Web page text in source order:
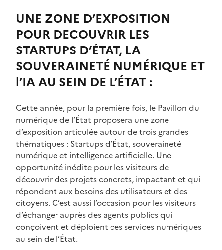
UNE ZONE D’EXPOSITION
POUR DECOUVRIR LES
STARTUPS D’ÉTAT, LA
SOUVERAINETÉ NUMÉRIQUE ET
l’IA AU SEIN DE L’ÉTAT :
Cette année, pour la première fois, le Pavillon du
numérique de l’État proposera une zone
d’exposition articulée autour de trois grandes
thématiques : Startups d’État, souveraineté
numérique et intelligence artificielle. Une
opportunité inédite pour les visiteurs de
découvrir des projets concrets, impactant et qui
répondent aux besoins des utilisateurs et des
citoyens. C’est aussi l’occasion pour les visiteurs
d’échanger auprès des agents publics qui
conçoivent et déploient ces services numériques
au sein de l’État.